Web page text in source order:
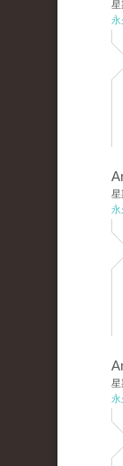
星
永
星
永
星
永